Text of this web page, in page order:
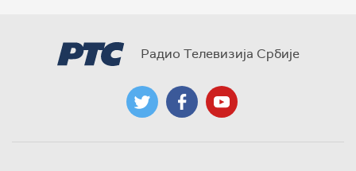
Радио Телевизија Србије